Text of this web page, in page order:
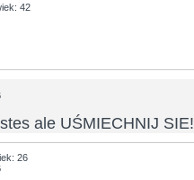
42
ale UŚMIECHNIJ
26